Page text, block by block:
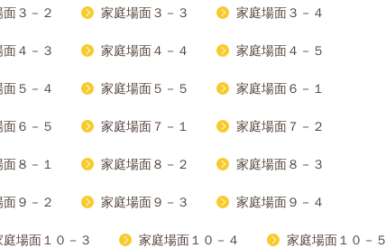
３－２ 家庭場面３－３ 家庭場面３－４
４－３ 家庭場面４－４ 家庭場面４－５
５－４ 家庭場面５－５ 家庭場面６－１
６－５ 家庭場面７－１ 家庭場面７－２
８－１ 家庭場面８－２ 家庭場面８－３
９－２ 家庭場面９－３ 家庭場面９－４
庭場面１０－３ 家庭場面１０－４ 家庭場面１０－５